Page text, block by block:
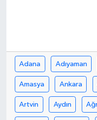
Adana Adıyaman
Amasya Ankara
Artvin Aydın